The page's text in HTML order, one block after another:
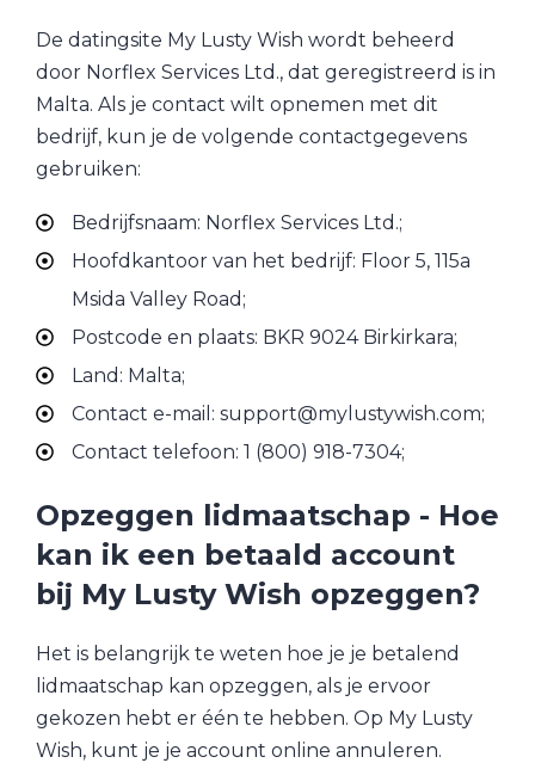
De datingsite My Lusty Wish wordt beheerd
door Norflex Services Ltd., dat geregistreerd is in
Malta. Als je contact wilt opnemen met dit
bedrijf, kun je de volgende contactgegevens
gebruiken:
Bedrijfsnaam: Norflex Services Ltd.;
Hoofdkantoor van het bedrijf: Floor 5, 115a
Msida Valley Road;
Postcode en plaats: BKR 9024 Birkirkara;
Land: Malta;
Contact e-mail: support@mylustywish.com;
Contact telefoon: 1 (800) 918-7304;
Opzeggen lidmaatschap - Hoe
kan ik een betaald account
bij My Lusty Wish opzeggen?
Het is belangrijk te weten hoe je je betalend
lidmaatschap kan opzeggen, als je ervoor
gekozen hebt er één te hebben. Op My Lusty
Wish, kunt je je account online annuleren.